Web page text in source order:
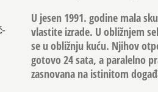
U jesen 1991. godine mala
vlastite izrade. U obližnjem
se u obližnju kuću. Njihov
gotovo 24 sata, a paralelno
zasnovana na istinitom